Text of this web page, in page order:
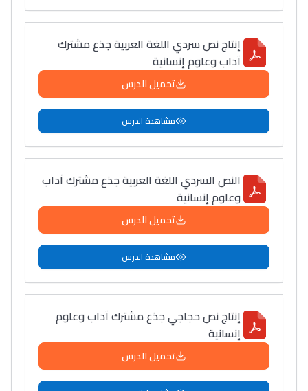
إنتاج نص سردي اللغة العربية جذع مشترك
آداب وعلوم إنسانية
تحميل الدرس
مشاهدة الدرس
النص السردي اللغة العربية جذع مشترك آداب
وعلوم إنسانية
تحميل الدرس
مشاهدة الدرس
إنتاج نص حجاجي جذع مشترك آداب وعلوم
إنسانية
تحميل الدرس